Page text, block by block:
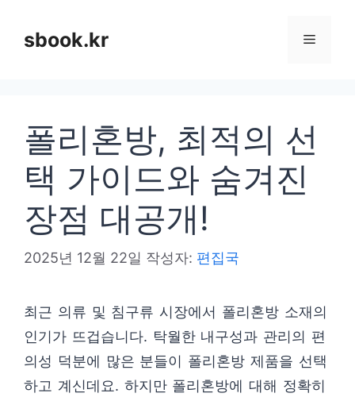
sbook.kr 메
폴리혼방, 최적의 선
택 가이드와 숨겨진
장점 대공개!
2025년 12월 22일 작성자: 편집국
최근 의류 및 침구류 시장에서 폴리혼방 소재의
인기가 뜨겁습니다. 탁월한 내구성과 관리의 편
의성 덕분에 많은 분들이 폴리혼방 제품을 선택
하고 계신데요. 하지만 폴리혼방에 대해 정확히